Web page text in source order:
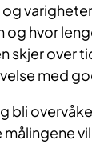
og hvor
over
med
bli